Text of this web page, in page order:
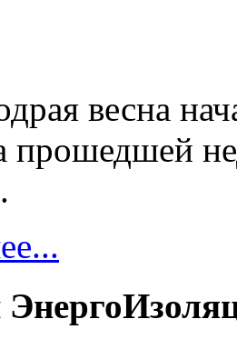
весна
прошедшей